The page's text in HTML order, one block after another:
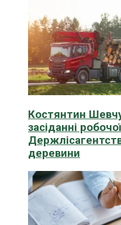
Костянтин
засіданні
деревини